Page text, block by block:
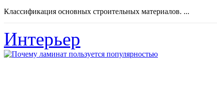
Классификация основных строительных материалов. ...
Интерьер